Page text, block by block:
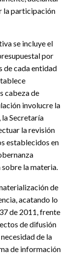
la participación
se incluye el
por
de cada entidad
cabeza de
involucre la
Secretaría
la revisión
establecidos en
sobre la materia.
de
acatando lo
de 2011, frente
de difusión
de la
de información